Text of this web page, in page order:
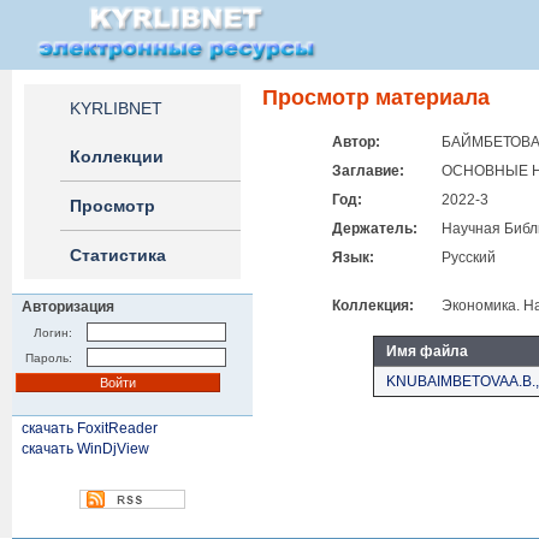
KYRLIBNET
Коллекции
Просмотр
Статистика
Авторизация
Логин:
Пароль:
скачать FoxitReader
скачать WinDjView
Просмотр материала
Автор:
Заглавие:
ОСНОВНЫЕ
Год:
2022-3
Держатель:
Научная
Язык:
Русский
Коллекция: Экономика.
Имя файла